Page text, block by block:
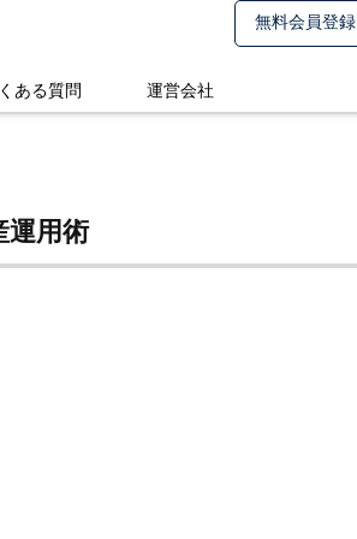
無料会員登録
ある質問 運営会社
運用術